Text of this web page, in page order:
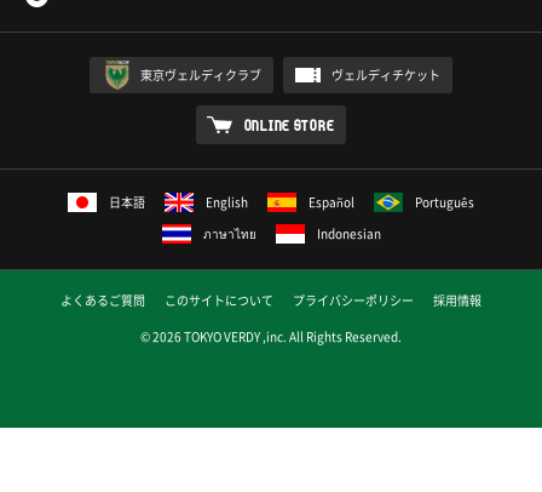
東京ヴェルディクラブ ヴェルディチケット
ONLINE STORE
日本語 English Español
Português
ภาษาไทย
Indonesian
よくあるご質問 このサイトについて プライバシーポリシー
採用情報
© 2026 TOKYO VERDY ,inc. All Rights Reserved.